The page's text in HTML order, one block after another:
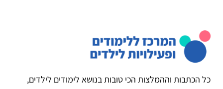
כל הכתבות וההמלצות הכי טובות בנושא לימודים לילדים,